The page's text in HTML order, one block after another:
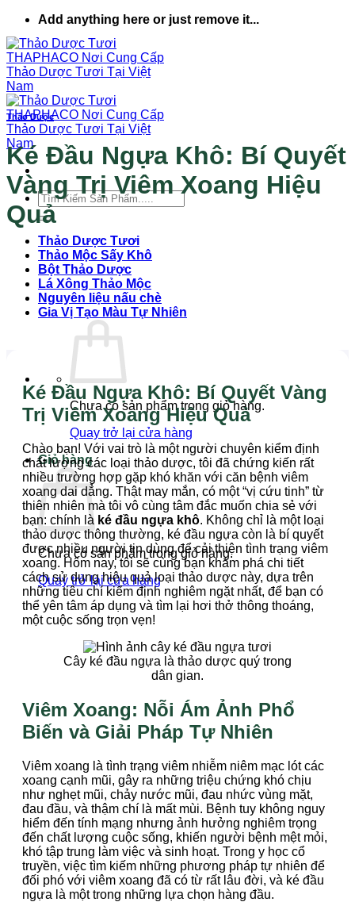
nội
dung
Add anything here or just remove it...
Tìm
kiếm:
Thảo Dược Tươi
Thảo Mộc Sấy Khô
Bột Thảo Dược
Lá Xông Thảo Mộc
Nguyên liệu nấu chè
Gia Vị Tạo Màu Tự Nhiên
Chưa có sản phẩm trong giỏ hàng.
Quay trở lại cửa hàng
Giỏ hàng
Chưa có sản phẩm trong giỏ hàng.
Quay trở lại cửa hàng
Thảo Dược
Ké Đầu Ngựa Khô: Bí Quyết
Vàng Trị Viêm Xoang Hiệu
Quả
Ké Đầu Ngựa Khô: Bí Quyết Vàng
Trị Viêm Xoang Hiệu Quả
Chào bạn! Với vai trò là một người chuyên kiểm định
chất lượng các loại thảo dược, tôi đã chứng kiến rất
nhiều trường hợp gặp khó khăn với căn bệnh viêm
xoang dai dẳng. Thật may mắn, có một “vị cứu tinh” từ
thiên nhiên mà tôi vô cùng tâm đắc muốn chia sẻ với
bạn: chính là ké đầu ngựa khô. Không chỉ là một loại
thảo dược thông thường, ké đầu ngựa còn là bí quyết
được nhiều người tin dùng để cải thiện tình trạng viêm
xoang. Hôm nay, tôi sẽ cùng bạn khám phá chi tiết
cách sử dụng hiệu quả loại thảo dược này, dựa trên
những tiêu chí kiểm định nghiêm ngặt nhất, để bạn có
thể yên tâm áp dụng và tìm lại hơi thở thông thoáng,
một cuộc sống trọn vẹn!
Cây ké đầu ngựa là thảo dược quý trong
dân gian.
Viêm Xoang: Nỗi Ám Ảnh Phổ
Biến và Giải Pháp Tự Nhiên
Viêm xoang là tình trạng viêm nhiễm niêm mạc lót các
xoang cạnh mũi, gây ra những triệu chứng khó chịu
như nghẹt mũi, chảy nước mũi, đau nhức vùng mặt,
đau đầu, và thậm chí là mất mùi. Bệnh tuy không nguy
hiểm đến tính mạng nhưng ảnh hưởng nghiêm trọng
đến chất lượng cuộc sống, khiến người bệnh mệt mỏi,
khó tập trung làm việc và sinh hoạt. Trong y học cổ
truyền, việc tìm kiếm những phương pháp tự nhiên để
đối phó với viêm xoang đã có từ rất lâu đời, và ké đầu
ngựa là một trong những lựa chọn hàng đầu.